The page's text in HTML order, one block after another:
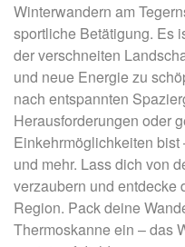
Winterwandern am
sportliche Betätigung. Es
der verschneiten
und neue Energie zu
nach entspannten
Herausforderungen oder
Einkehrmöglichkeiten
und mehr. Lass dich von
verzaubern und entdecke
Region. Pack deine
Thermoskanne ein – das